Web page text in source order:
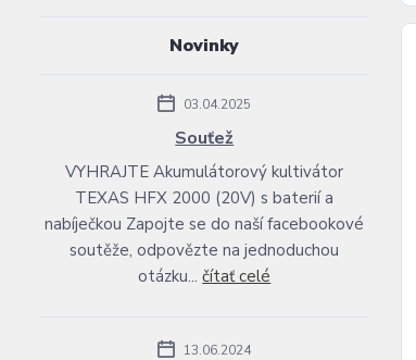
Novinky
03.04.2025
Souťež
VYHRAJTE Akumulátorový kultivátor
TEXAS HFX 2000 (20V) s baterií a
nabíječkou Zapojte se do naší facebookové
soutěže, odpovězte na jednoduchou
otázku...čítať celé
13.06.2024